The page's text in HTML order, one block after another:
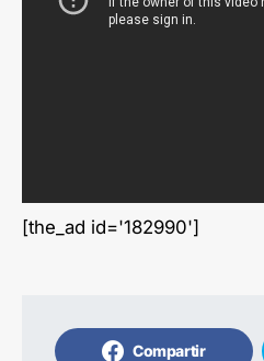
[the_ad id='182990']
Compartir